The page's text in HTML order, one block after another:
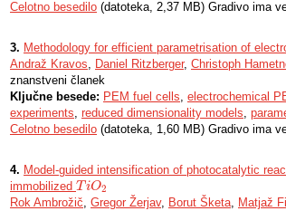
Celotno besedilo (datoteka, 2,37 MB) Gradivo ima
3. Methodology for efficient parametrisation of
Andraž Kravos, Daniel Ritzberger, Christoph
znanstveni članek
Ključne besede: PEM fuel cells, electrochemical
experiments, reduced dimensionality models,
Celotno besedilo (datoteka, 1,60 MB) Gradivo ima
4. Model-guided intensification of photocatalytic
immobilized T iO2
T iO2
Rok Ambrožič, Gregor Žerjav, Borut Šketa, Matjaž